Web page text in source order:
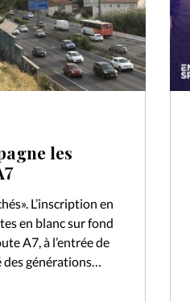
les
L’inscription en
en blanc sur fond
A7, à l’entrée de
des générations